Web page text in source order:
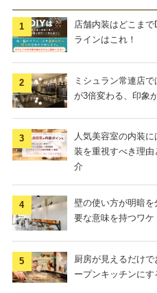
店舗内装はどこま
ラインはこれ！
ミシュラン常連店
が3倍変わる、印象
人気美容室の内装
装を重視すべき理
介
壁の使い方が明暗
要な意味を持つワケ
厨房が見えるだけ
ープンキッチンに